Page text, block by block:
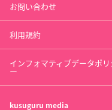
お問い合わせ
利用規約
インフォマティブデータポリ
ー
kusuguru media